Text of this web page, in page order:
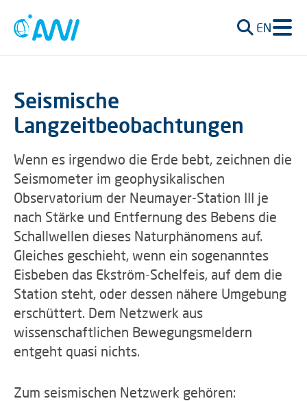
EN
Seismische
Langzeitbeobachtungen
Wenn es irgendwo die Erde bebt, zeichnen die
Seismometer im geophysikalischen
Observatorium der Neumayer-Station III je
nach Stärke und Entfernung des Bebens die
Schallwellen dieses Naturphänomens auf.
Gleiches geschieht, wenn ein sogenanntes
Eisbeben das Ekström-Schelfeis, auf dem die
Station steht, oder dessen nähere Umgebung
erschüttert. Dem Netzwerk aus
wissenschaftlichen Bewegungsmeldern
entgeht quasi nichts.
Zum seismischen Netzwerk gehören: